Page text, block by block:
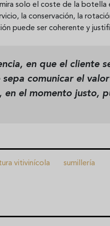
solo el coste de la botella
la conservación, la
puede ser coherente y
, en que el cliente
comunicar el
el momento justo,
vitivinícola sumillería